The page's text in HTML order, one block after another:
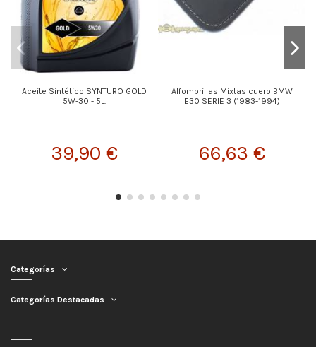
Aceite Sintético SYNTURO GOLD
5W-30 - 5L.
39,90 €
Alfombrillas Mixtas cuero BMW
E30 SERIE 3 (1983-1994)
66,63 €
Categorías
Categorías Destacadas